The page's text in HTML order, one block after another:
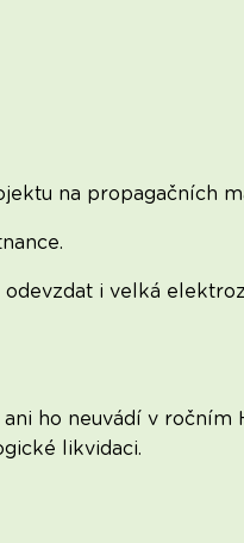
na propagačních
i velká
ho neuvádí v ročním
likvidaci.